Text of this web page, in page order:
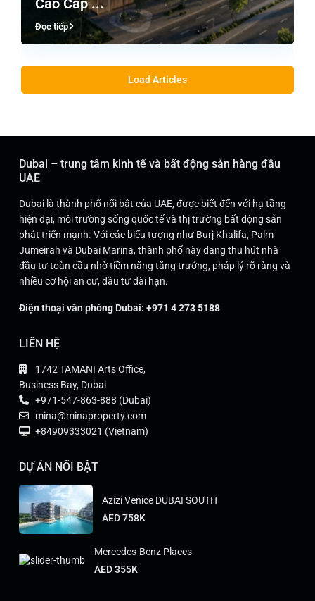
Cao Cấp ...
Đọc tiếp
Load Articles
Dubai – trung tâm kinh tế và bất động sản hàng đầu
UAE
Dubai là thành phố nổi bật của UAE, được biết đến với hạ tầng
hiện đại, môi trường sống quốc tế và thị trường bất động sản
phát triển mạnh. Với các biểu tượng như Burj Khalifa, Palm
Jumeirah và Dubai Marina, thành phố này đang thu hút nhà
đầu tư toàn cầu nhờ tiềm năng tăng trưởng, pháp lý rõ ràng và
nhiều cơ hội an cư, đầu tư dài hạn.
Điện thoại văn phòng Dubai: +971 4 273 5188
LIÊN HỆ
1742 TAMANI Arts Office,
Business Bay, Dubai
+971-547-863-888 (Dubai)
mina@minaproperty.com
+84909333021 (Vietnam)
DỰ ÁN NỔI BẬT
Azizi Venice DUBAI SOUTH
AED 758K
Mercedes-Benz Places
AED 355K